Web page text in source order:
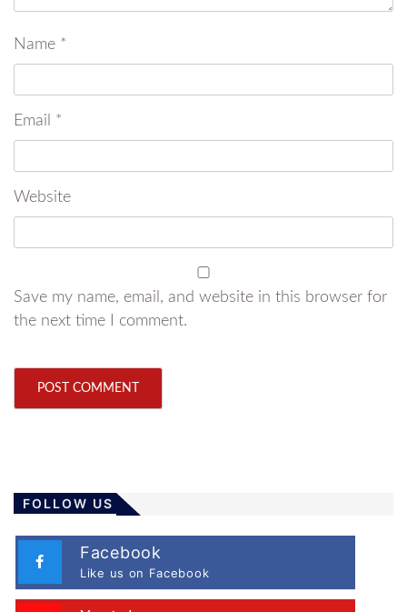
Name *
Email *
Website
Save my name, email, and website in this browser for
the next time I comment.
FOLLOW US
Facebook
Like us on Facebook